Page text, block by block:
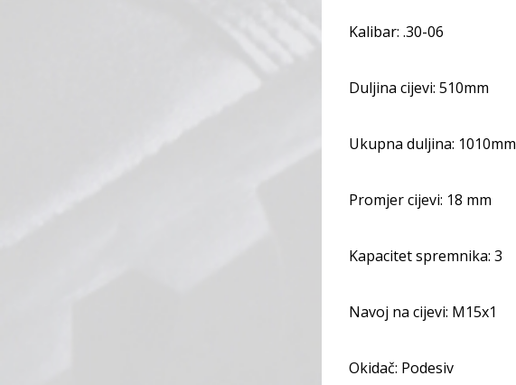
Kalibar: .30-06
Duljina cijevi: 510mm
Ukupna duljina: 1010mm
Promjer cijevi: 18 mm
Kapacitet spremnika: 3
Navoj na cijevi: M15x1
Okidač: Podesiv